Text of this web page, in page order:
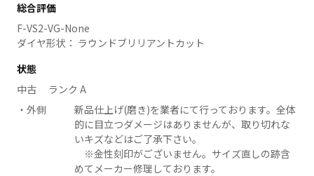
総合評価
F-VS2-VG-None
ダイヤ形状： ラウンドブリリアントカット
状態
中古 ランク A
外側
新品仕上げ(磨き)を業者にて行っております。全体
的に目立つダメージはありませんが、取り切れな
いキズなどはご了承下さい。
※金性刻印がございません。サイズ直しの跡含
めてメーカー修理しております。